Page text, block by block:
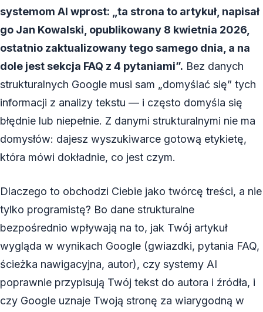
systemom AI wprost: „ta strona to artykuł, napisał
go Jan Kowalski, opublikowany 8 kwietnia 2026,
ostatnio zaktualizowany tego samego dnia, a na
dole jest sekcja FAQ z 4 pytaniami”. Bez danych
strukturalnych Google musi sam „domyślać się” tych
informacji z analizy tekstu — i często domyśla się
błędnie lub niepełnie. Z danymi strukturalnymi nie ma
domysłów: dajesz wyszukiwarce gotową etykietę,
która mówi dokładnie, co jest czym.
Dlaczego to obchodzi Ciebie jako twórcę treści, a nie
tylko programistę? Bo dane strukturalne
bezpośrednio wpływają na to, jak Twój artykuł
wygląda w wynikach Google (gwiazdki, pytania FAQ,
ścieżka nawigacyjna, autor), czy systemy AI
poprawnie przypisują Twój tekst do autora i źródła, i
czy Google uznaje Twoją stronę za wiarygodną w